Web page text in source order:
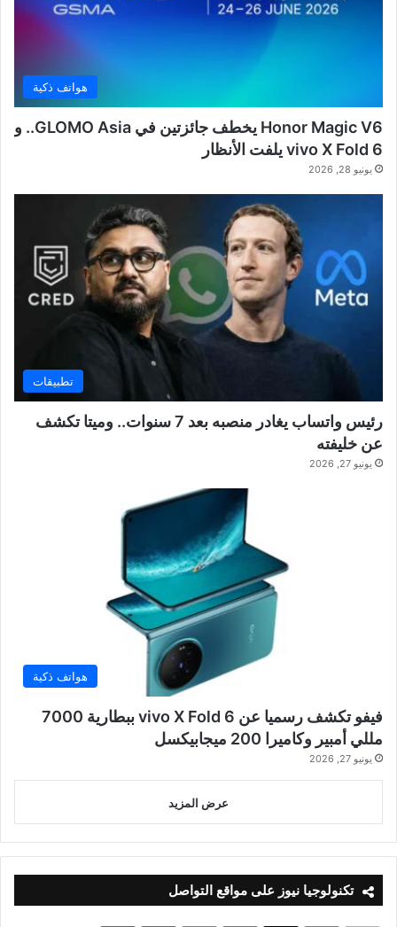
هواتف ذكية
Honor Magic V6 يخطف جائزتين في GLOMO Asia.. و
vivo X Fold 6 يلفت الأنظار
يونيو 28, 2026
تطبيقات
رئيس واتساب يغادر منصبه بعد 7 سنوات.. وميتا تكشف
عن خليفته
يونيو 27, 2026
هواتف ذكية
فيفو تكشف رسميا عن vivo X Fold 6 ببطارية 7000
مللي أمبير وكاميرا 200 ميجابيكسل
يونيو 27, 2026
عرض المزيد
تكنولوجيا نيوز على مواقع التواصل